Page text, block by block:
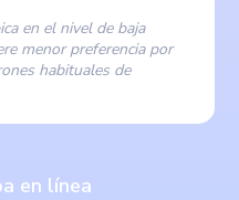
en el nivel de baja
menor preferencia por
habituales de
en línea